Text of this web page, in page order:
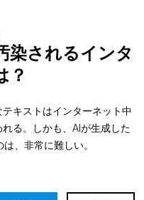
染されるインタ
？
キストはインターネット中
る。しかも、AIが生成した
、非常に難しい。